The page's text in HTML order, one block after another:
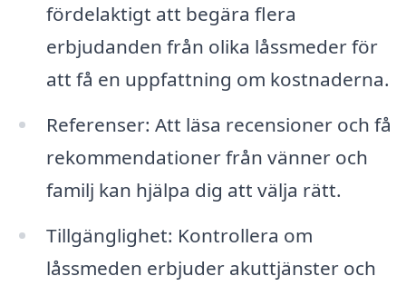
fördelaktigt att begära flera
erbjudanden från olika låssmeder för
att få en uppfattning om kostnaderna.
Referenser: Att läsa recensioner och få
rekommendationer från vänner och
familj kan hjälpa dig att välja rätt.
Tillgänglighet: Kontrollera om
låssmeden erbjuder akuttjänster och